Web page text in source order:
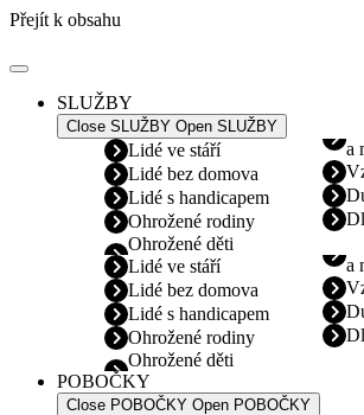
Přejít k obsahu
SLUŽBY
Close SLUŽBY Open SLUŽBY
Lidé ve stáří
Lidé bez domova
Lidé s handicapem
Ohrožené rodiny
Ohrožené děti
a
Lidé ve stáří
Lidé bez domova
Lidé s handicapem
Ohrožené rodiny
Ohrožené děti
a
POBOČKY
Close POBOČKY Open POBOČKY